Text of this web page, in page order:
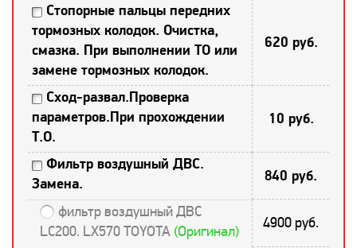
Стопорные пальцы передних
тормозных колодок. Очистка,
смазка. При выполнении ТО или
замене тормозных колодок.
620 руб.
Сход-развал.Проверка
параметров.При прохождении
Т.О.
10 руб.
Фильтр воздушный ДВС.
Замена.
840 руб.
фильтр воздушный ДВС
LC200. LX570 TOYOTA (Оригинал) 4900 руб.